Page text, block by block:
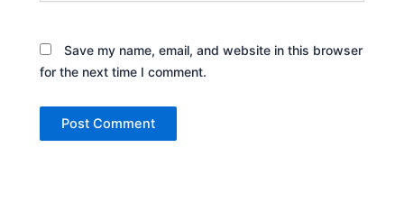
Save my name, email, and website in this browser
for the next time I comment.